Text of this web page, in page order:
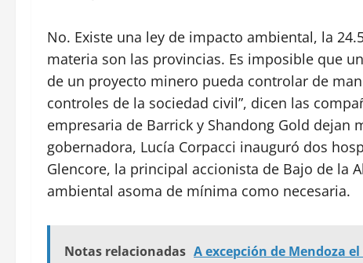
No. Existe una ley de impacto ambiental, la
materia son las provincias. Es imposible que
de un proyecto minero pueda controlar de
controles de la sociedad civil”, dicen las
empresaria de Barrick y Shandong Gold dejan
gobernadora, Lucía Corpacci inauguró dos
Glencore, la principal accionista de Bajo de la
ambiental asoma de mínima como necesaria.
Notas relacionadas A excepción de Mendoza